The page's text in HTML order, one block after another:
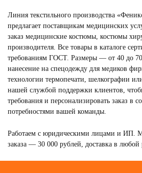
Линия текстильного производства
предлагает поставщикам медицинских
заказ медицинские костюмы, костюмы
производителя. Все товары в каталоге
требованиям ГОСТ. Размеры — от 40 до
нанесение на спецодежду для медиков
технологии термопечати, шелкографии
нашей службой поддержки клиентов,
требования и персонализировать заказ в
потребностями вашей команды.
Работаем с юридическими лицами и ИП.
заказа — 30 000 рублей, доставка в любой